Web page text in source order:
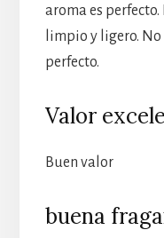
aroma es
limpio y ligero.
perfecto.
Valor
Buen valor
buena